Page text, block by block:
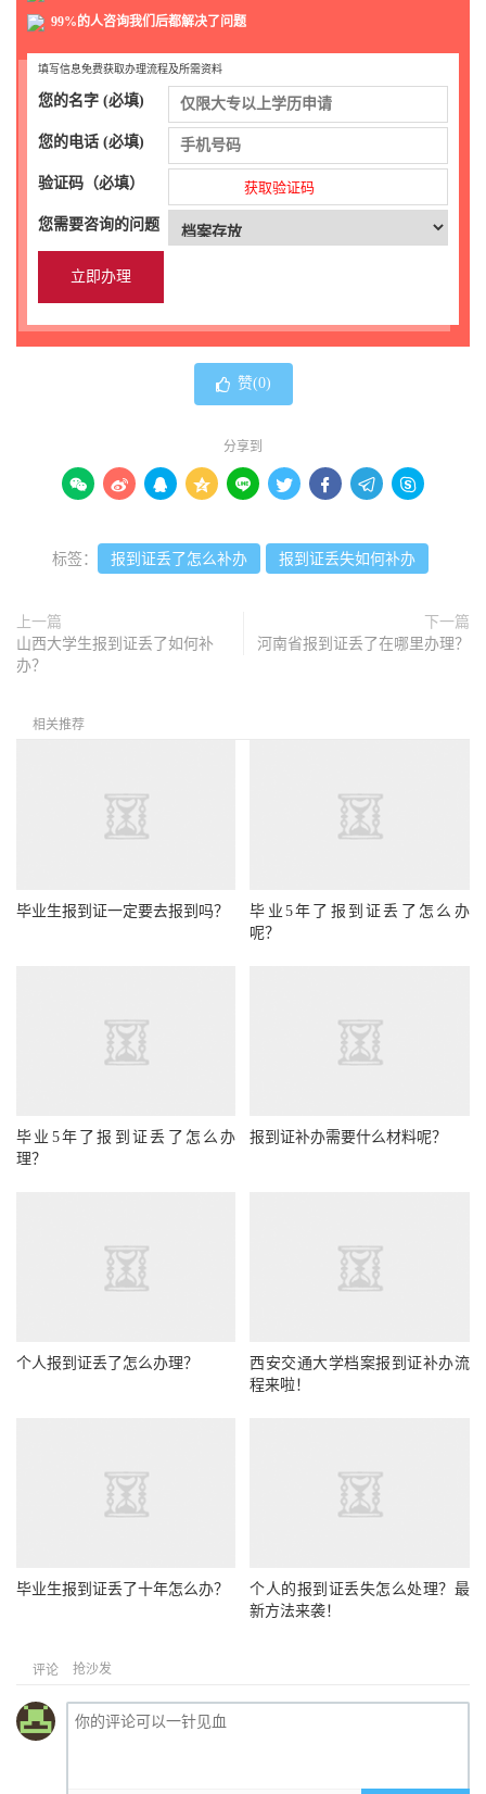
99%的人咨询我们后都解决了问题
填写信息免费获取办理流程及所需资料
您的名字 (必填)
您的电话 (必填)
验证码（必填） 获取验证码
您需要咨询的问题
赞(0)
分享到
        
标签： 报到证丢了怎么补办 报到证丢失如何补办
上一篇
山西大学生报到证丢了如何补
办？
下一篇
河南省报到证丢了在哪里办理？
相关推荐
毕业生报到证一定要去报到吗？
毕业5年了报到证丢了怎么办
呢？
毕业5年了报到证丢了怎么办
理？
报到证补办需要什么材料呢？
个人报到证丢了怎么办理？
西安交通大学档案报到证补办流
程来啦！
毕业生报到证丢了十年怎么办？
个人的报到证丢失怎么处理？最
新方法来袭！
评论 抢沙发